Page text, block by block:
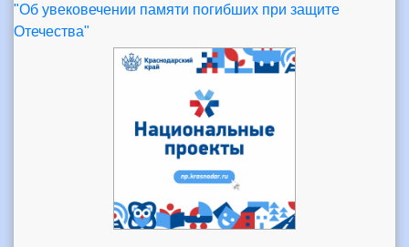
"Об увековечении памяти погибших при защите
Отечества"